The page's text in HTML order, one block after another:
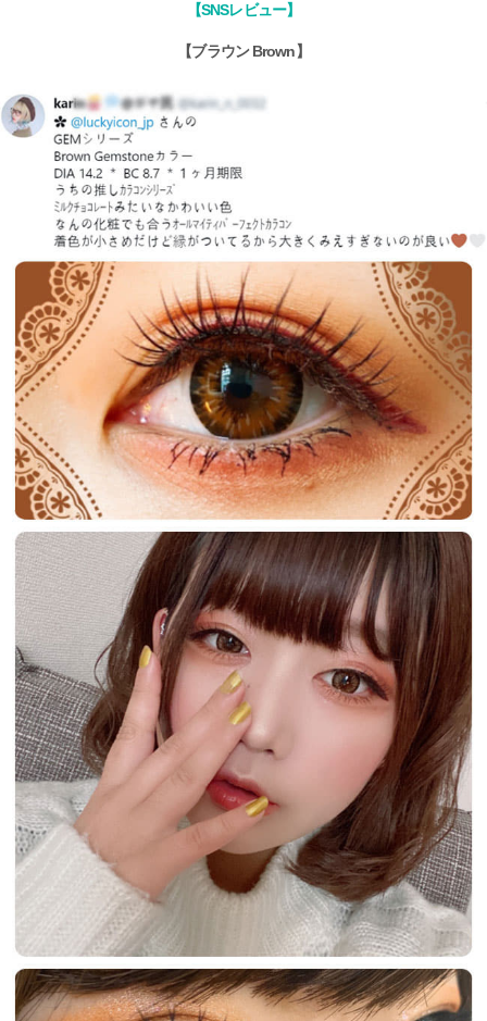
【SNSレビュー】
【ブラウン Brown】